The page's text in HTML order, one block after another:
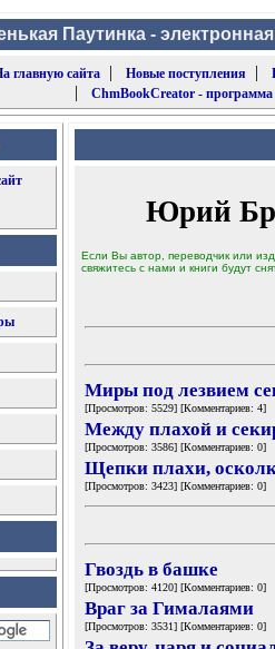
Паутинка -
главную сайта| Новые поступления |
| ChmBookCreator -
Юрий
Если Вы автор, переводчик или
свяжитесь с нами и книги будут
Миры под лезвием
[Просмотров: 5529] [Комментариев: 4]
Между плахой и
[Просмотров: 3586] [Комментариев: 0]
Щепки плахи,
[Просмотров: 3423] [Комментариев: 0]
Гвоздь в башке
[Просмотров: 4120] [Комментариев: 0]
Враг за Гималаями
[Просмотров: 3531] [Комментариев: 0]